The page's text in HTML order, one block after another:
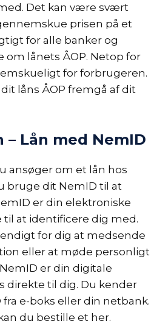
Det kan være svært
prisen på et
for alle banker og
om lånets ÅOP. Netop for
for forbrugeren.
låns ÅOP fremgå af dit
– Lån med NemID
ansøger om et lån hos
bruge dit NemID til at
er din elektroniske
at identificere dig med.
for dig at medsende
eller at møde personligt
er din digitale
direkte til dig. Du kender
e-boks eller din netbank.
du bestille et her.